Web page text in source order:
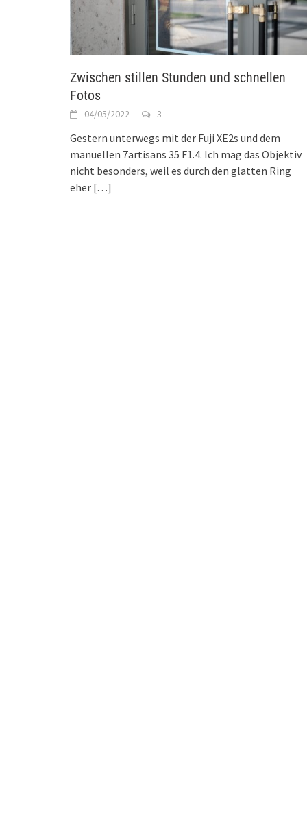
Zwischen stillen Stunden und schnellen
Fotos
04/05/2022 3
Gestern unterwegs mit der Fuji XE2s und dem
manuellen 7artisans 35 F1.4. Ich mag das Objektiv
nicht besonders, weil es durch den glatten Ring
eher […]